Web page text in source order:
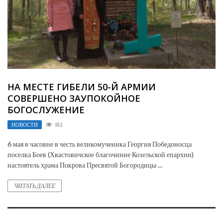
НА МЕСТЕ ГИБЕЛИ 50-Й АРМИИ
СОВЕРШЕНО ЗАУПОКОЙНОЕ
БОГОСЛУЖЕНИЕ
НОВОСТИ 951
6 мая в часовне в честь великомученика Георгия Победоносца
поселка Боев (Хвастовичское благочиние Козельской епархии)
настоятель храма Покрова Пресвятой Богородицы ...
ЧИТАТЬ ДАЛЕЕ